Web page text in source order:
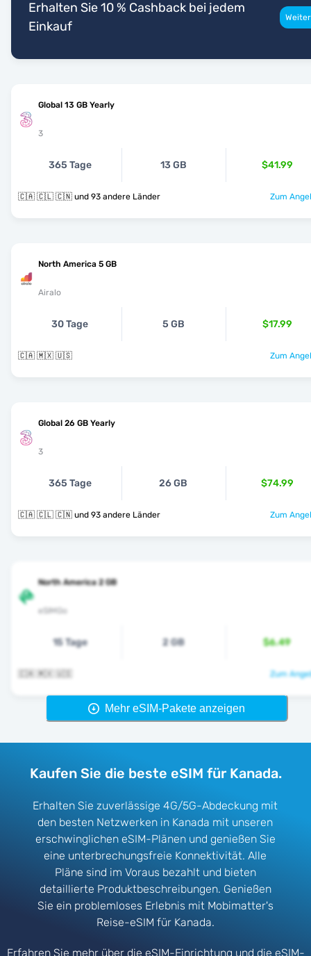
Erhalten Sie 10 % Cashback bei jedem
Einkauf
Global 13 GB Yearly
3
365 Tage 13 GB $41.99
🇨🇦 🇨🇱 🇨🇳 und 93 andere Länder Zum
North America 5 GB
Airalo
30 Tage 5 GB $17.99
🇨🇦 🇲🇽 🇺🇸 Zum
Global 26 GB Yearly
3
365 Tage 26 GB $74.99
🇨🇦 🇨🇱 🇨🇳 und 93 andere Länder Zum
North America 2 GB
eSIMGo
15 Tage 2 GB $6.49
🇨🇦 🇲🇽 🇺🇸 Zum
Mehr eSIM-Pakete anzeigen
Kaufen Sie die beste eSIM für Kanada.
Erhalten Sie zuverlässige 4G/5G-Abdeckung mit
den besten Netzwerken in Kanada mit unseren
erschwinglichen eSIM-Plänen und genießen Sie
eine unterbrechungsfreie Konnektivität. Alle
Pläne sind im Voraus bezahlt und bieten
detaillierte Produktbeschreibungen. Genießen
Sie ein problemloses Erlebnis mit Mobimatter's
Reise-eSIM für Kanada.
Erfahren Sie mehr über die eSIM-Einrichtung und die eSIM-